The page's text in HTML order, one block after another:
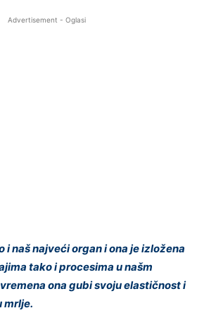
Advertisement - Oglasi
i naš najveći organ i ona je izložena
tako i procesima u našm
ona gubi svoju elastičnost i
mrlje.